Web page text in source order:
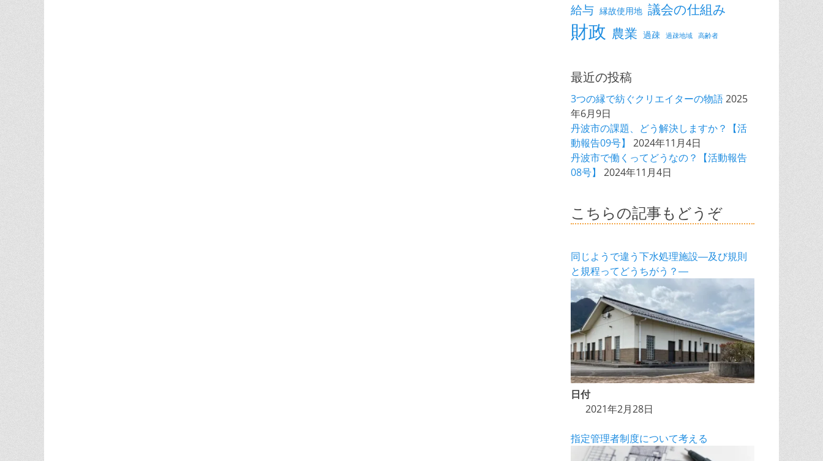
給与 縁故使用地 議会の仕組み
財政 農業 過疎 過疎地域 高齢者
最近の投稿
3つの縁で紡ぐクリエイターの物語2025
年6月9日
丹波市の課題、どう解決しますか？【活
動報告09号】
2024年11月4日
丹波市で働くってどうなの？【活動報告
08号】
2024年11月4日
こちらの記事もどうぞ
同じようで違う下水処理施設―及び規則
と規程ってどうちがう？―
日付
2021年2月28日
指定管理者制度について考える